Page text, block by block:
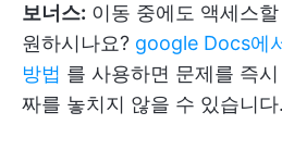
보너스: 이동 중에도 액세스
원하시나요? google Docs에
방법 를 사용하면 문제를 즉
짜를 놓치지 않을 수 있습니다